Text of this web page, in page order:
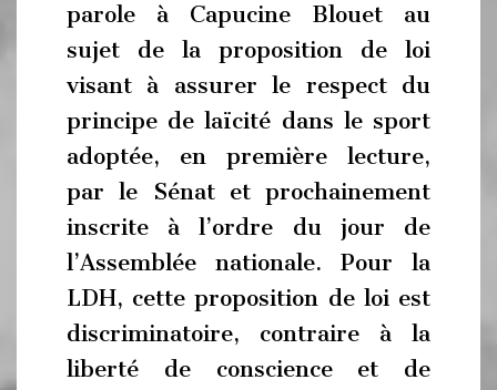
parole à Capucine Blouet au
sujet de la proposition de loi
visant à assurer le respect du
principe de laïcité dans le sport
adoptée, en première lecture,
par le Sénat et prochainement
inscrite à l’ordre du jour de
l’Assemblée nationale. Pour la
LDH, cette proposition de loi est
discriminatoire, contraire à la
liberté de conscience et de